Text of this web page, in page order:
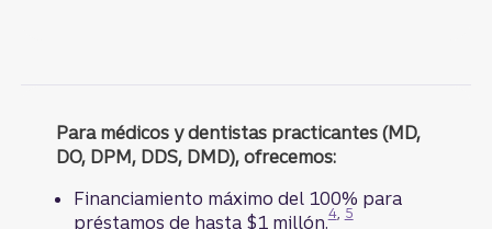
Para médicos y dentistas practicantes (MD,
DO, DPM, DDS, DMD), ofrecemos:
Financiamiento máximo del 100% para
préstamos de hasta $1 millón.
Divulgación
4,
Divulgación
5